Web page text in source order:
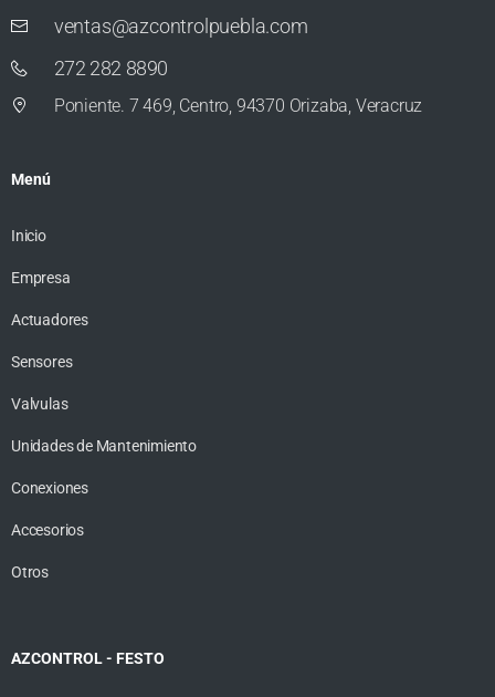
ventas@azcontrolpuebla.com
272 282 8890
Poniente. 7 469, Centro, 94370 Orizaba, Veracruz
Menú
Inicio
Empresa
Actuadores
Sensores
Valvulas
Unidades de Mantenimiento
Conexiones
Accesorios
Otros
AZCONTROL - FESTO